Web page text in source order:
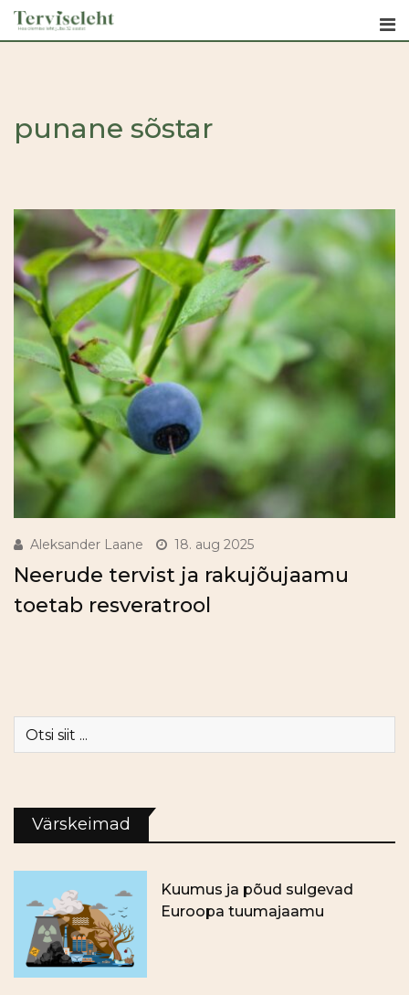
Skip
punane sõstar
Aleksander Laane 18. aug 2025
Neerude tervist ja rakujõujaamu
toetab resveratrool
Värskeimad
Kuumus ja põud sulgevad
Euroopa tuumajaamu